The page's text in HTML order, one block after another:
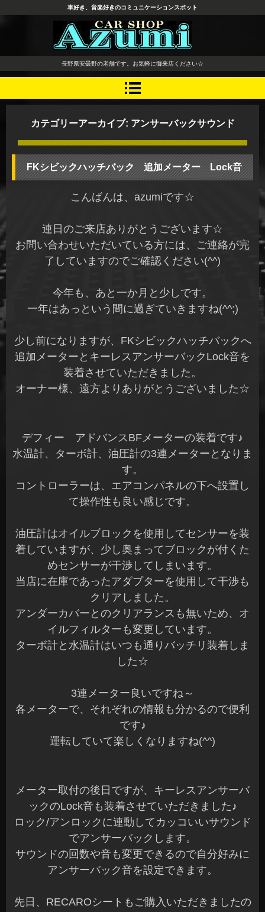
長野県 安曇野市 タイヤ ホ
イール デッドニング カーオ
ーディオ レカロシート
車好き、音楽好きのコミュニケーションスポット
長野県安曇野の老舗です。お気軽に御来店ください☆
カテゴリーアーカイブ: アンサーバックサウンド
FKシビックハッチバック 追加メーター Lock音
こんばんは、azumiです☆
連日のご来店ありがとうございます☆
お問い合わせいただいている方には、ご連絡が完
了していますのでご確認ください(^^)
今年も、あと一か月と少しです。
一年はあっという間に過ぎていきますね(^^;)
少し前になりますが、FKシビックハッチバックへ
追加メーターとキーレスアンサーバックLock音を
装着させていただきました。
オーナー様、遠方よりありがとうございました☆
デフィー アドバンスBFメーターの装着です♪
水温計、ターボ計、油圧計の3連メーターとなりま
す。
コントローラーは、エアコンパネルの下へ設置し
て操作性も良い感じです。
油圧計はオイルブロックを使用してセンサーを装
着していますが、少し奥まってブロックが付くた
めセンサーが干渉してしまいます。
当店に在庫であったアダプターを使用して干渉も
クリアしました。
アンダーカバーとのクリアランスも無いため、オ
イルフィルターも変更しています。
ターボ計と水温計はいつも通りバッチリ装着しま
した☆
3連メーター良いですね～
各メーターで、それぞれの情報も分かるので便利
です♪
運転していて楽しくなりますね(^^)
メーター取付の後日ですが、キーレスアンサーバ
ックのLock音も装着させていただきました♪
ロック/アンロックに連動してカッコいいサウンド
でアンサーバックします。
サウンドの回数や音も変更できるので自分好みに
アンサーバック音を設定できます。
先日、RECAROシートもご購入いただきましたの